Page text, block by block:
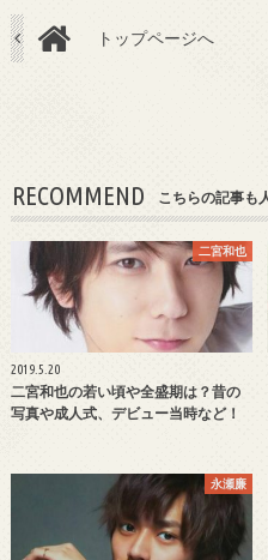
トップページへ
RECOMMEND こちらの記事も
二宮和也
2019.5.20
二宮和也の若い頃や全盛期は？昔の
写真や成人式、デビュー当時など！
永瀬廉